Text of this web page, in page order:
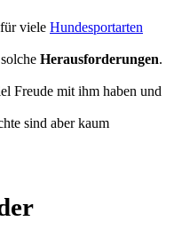
viele Hundesportarten
Herausforderungen.
Freude mit ihm haben und
sind aber kaum